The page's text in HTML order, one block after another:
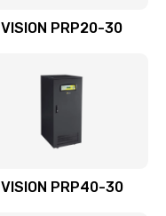
VISION PRP20-30
VISION PRP40-30